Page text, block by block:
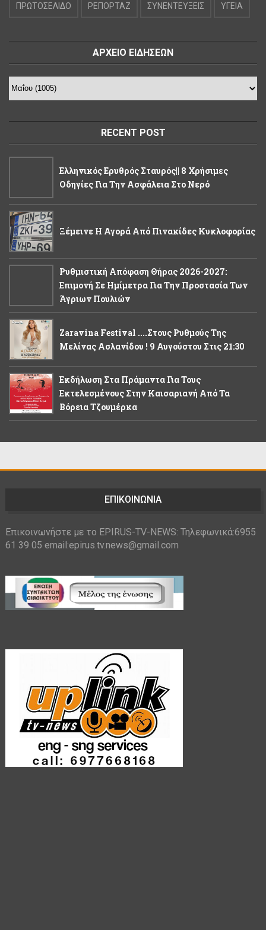
ΠΡΩΤΟΣΕΛΙΔΟ ΡΕΠΟΡΤΑΖ ΣΥΝΕΝΤΕΥΞΕΙΣ ΥΓΕΙΑ
ΑΡΧΕΙΟ ΕΙΔΗΣΕΩΝ
RECENT POST
Ελληνικός Ερυθρός Σταυρός|| 8 Χρήσιμες
Οδηγίες Για Την Ασφάλεια Στο Νερό
Ξέμεινε Η Αγορά Από Πινακίδες Κυκλοφορίας
Ρυθμιστική Απόφαση Θήρας 2026-2027:
Eπιμονή Σε Ημίμετρα Για Την Προστασία Των
Άγριων Πουλιών
Zaravina Festival ....στους Ρυθμούς Της
Μελίνας Ασλανίδου ! 9 Αυγούστου Στις 21:30
Εκδήλωση Στα Πράμαντα Για Τους
Εκτελεσμένους Στην Καισαριανή Από Τα
Βόρεια Τζουμέρκα
ΕΠΙΚΟΙΝΩΝΙΑ
Επικοινωνήστε με το EPIRUS-TV-NEWS: Τηλεφωνικά:6955
61 39 05 email:epirus.tv.news@gmail.com